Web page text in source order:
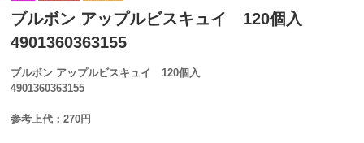
ブルボン アップルビスキュイ 120個入
4901360363155
ブルボン アップルビスキュイ 120個入
4901360363155
参考上代：270円